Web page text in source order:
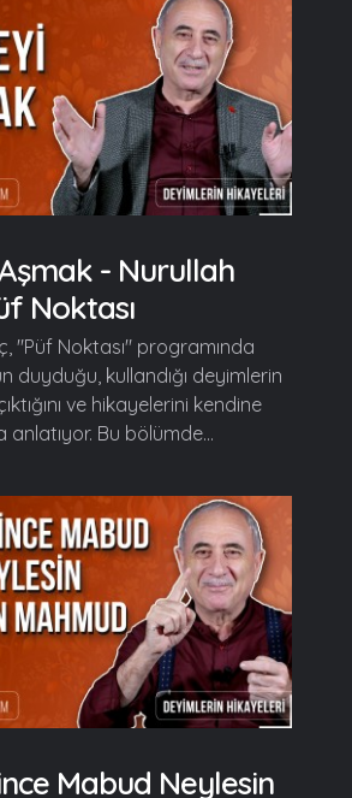
- Nurullah
Noktası
"Püf Noktası" programında
duyduğu, kullandığı deyimlerin
ve hikayelerini kendine
anlatıyor. Bu bölümde...
Mabud Neylesin